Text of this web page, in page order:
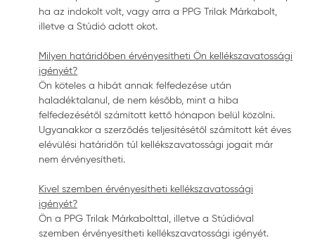
ha az indokolt volt, vagy arra a PPG Trilak Márkabolt,
illetve a Stúdió adott okot.
Milyen határidőben érvényesítheti Ön kellékszavatossági
igényét?
Ön köteles a hibát annak felfedezése után
haladéktalanul, de nem később, mint a hiba
felfedezésétől számított kettő hónapon belül közölni.
Ugyanakkor a szerződés teljesítésétől számított két éves
elévülési határidőn túl kellékszavatossági jogait már
nem érvényesítheti.
Kivel szemben érvényesítheti kellékszavatossági
igényét?
Ön a PPG Trilak Márkabolttal, illetve a Stúdióval
szemben érvényesítheti kellékszavatossági igényét.